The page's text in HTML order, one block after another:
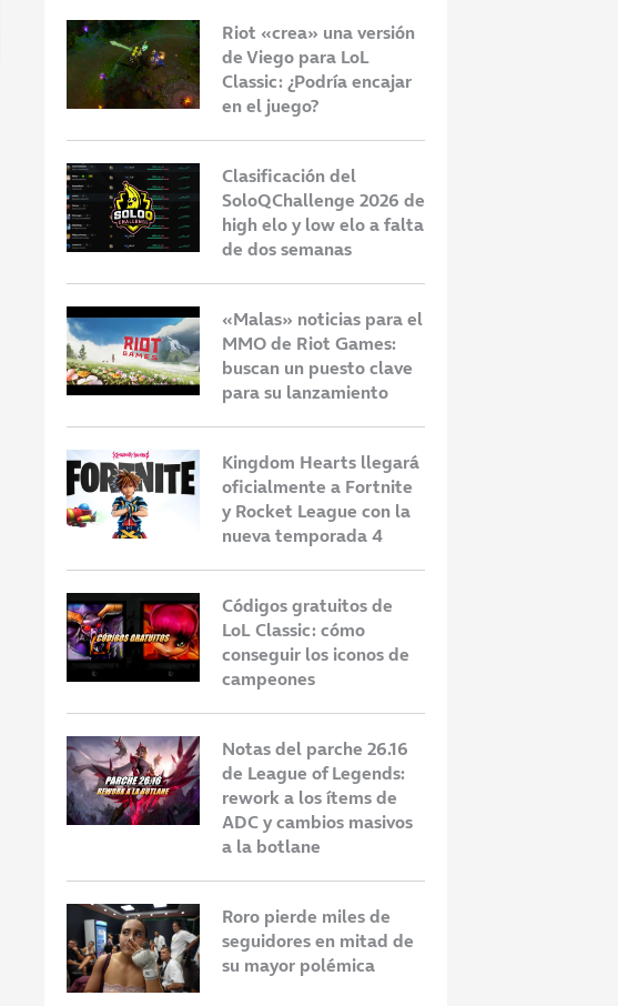
«Malas» noticias para el MMO
de Riot Games: buscan un
puesto clave para su
lanzamiento
¿Cuándo sale Palworld Online?
Así será el nuevo MMO de
móviles
Riot «crea» una versión
de Viego para LoL
Classic: ¿Podría encajar
en el juego?
Clasificación del
SoloQChallenge 2026 de
high elo y low elo a falta
de dos semanas
«Malas» noticias para el
MMO de Riot Games:
buscan un puesto clave
para su lanzamiento
Kingdom Hearts llegará
oficialmente a Fortnite
y Rocket League con la
nueva temporada 4
Códigos gratuitos de
LoL Classic: cómo
conseguir los iconos de
campeones
Notas del parche 26.16
de League of Legends:
rework a los ítems de
ADC y cambios masivos
a la botlane
Roro pierde miles de
seguidores en mitad de
su mayor polémica